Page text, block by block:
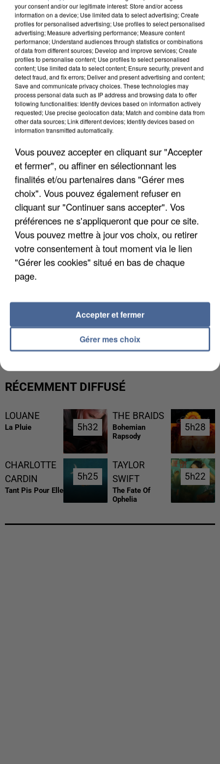
APRÈS TOUTES CES CANICULES, LES REFUGES
L’UN DES FONDATEURS SUPPOSÉS DE LA DZ
MAFIA INTERPELLÉ EN ALGÉRIE
RÉCEMMENT DIFFUSÉ
LOUANE
La Pluie 5h32
5h32
THE BRAIDS
Bohemian
Rapsody
5h28
5h28
CHARLOTTE
CARDIN
Tant Pis Pour Elle
5h25
5h25
TAYLOR
SWIFT
The Fate Of
Ophelia
5h22
5h22
your consent and/or our legitimate interest: Store and/or access
information on a device; Use limited data to select advertising; Create
profiles for personalised advertising; Use profiles to select personalised
advertising; Measure advertising performance; Measure content
performance; Understand audiences through statistics or combinations
of data from different sources; Develop and improve services; Create
profiles to personalise content; Use profiles to select personalised
content; Use limited data to select content; Ensure security, prevent and
detect fraud, and fix errors; Deliver and present advertising and content;
Save and communicate privacy choices. These technologies may
process personal data such as IP address and browsing data to offer
following functionalities: Identify devices based on information actively
requested; Use precise geolocation data; Match and combine data from
other data sources; Link different devices; Identify devices based on
information transmitted automatically.
Vous pouvez accepter en cliquant sur "Accepter
et fermer", ou affiner en sélectionnant les
finalités et/ou partenaires dans "Gérer mes
choix". Vous pouvez également refuser en
cliquant sur "Continuer sans accepter". Vos
préférences ne s'appliqueront que pour ce site.
Vous pouvez mettre à jour vos choix, ou retirer
votre consentement à tout moment via le lien
"Gérer les cookies" situé en bas de chaque
page.
Gérer mes choix
Accepter et fermer